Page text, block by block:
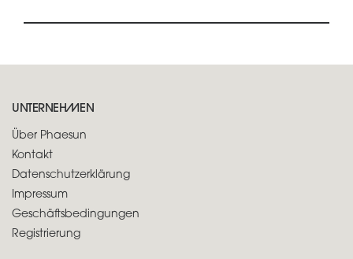
UNTERNEHMEN
Über Phaesun
Kontakt
Datenschutzerklärung
Impressum
Geschäftsbedingungen
Registrierung